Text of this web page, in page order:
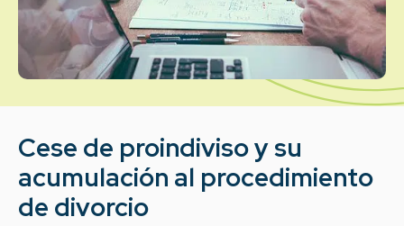
Cese de proindiviso y su
acumulación al procedimiento
de divorcio